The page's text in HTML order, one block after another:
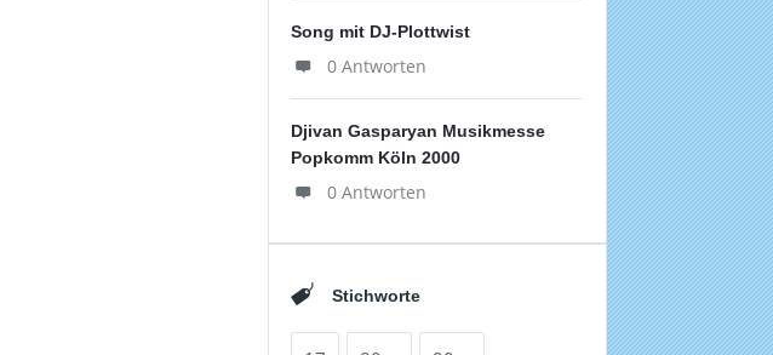
Song mit DJ-Plottwist
0 Antworten
Djivan Gasparyan Musikmesse
Popkomm Köln 2000
0 Antworten
Stichworte